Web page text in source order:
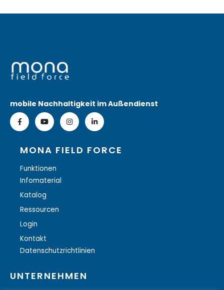
mobile Nachhaltigkeit im Außendienst
MONA FIELD FORCE
Funktionen
Infomaterial
Katalog
Ressourcen
Login
Kontakt
Datenschutzrichtlinien
UNTERNEHMEN